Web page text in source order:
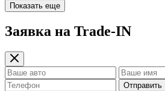
Показать еще
Заявка на Trade-IN
Отправить